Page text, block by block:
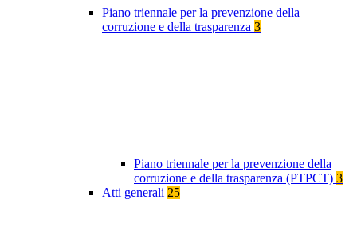
Piano triennale per la prevenzione della
corruzione e della trasparenza 3
Piano triennale per la prevenzione della
corruzione e della trasparenza (PTPCT) 3
Atti generali 25